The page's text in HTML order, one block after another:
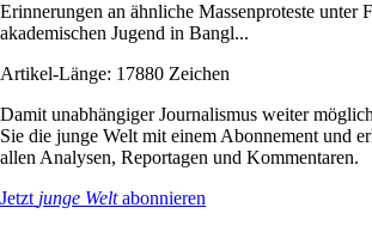
Erinnerungen an ähnliche Massenproteste unter
akademischen Jugend in Bangl...
Artikel-Länge: 17880 Zeichen
Damit unabhängiger Journalismus weiter
Sie die junge Welt mit einem Abonnement und
allen Analysen, Reportagen und Kommentaren.
Jetzt junge Weltabonnieren